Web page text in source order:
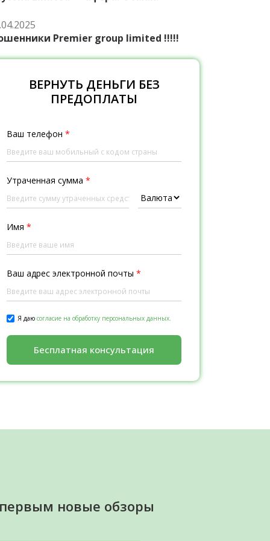
Premier group limited !!!!!
ВЕРНУТЬ ДЕНЬГИ БЕЗ
ПРЕДОПЛАТЫ
Ваш телефон *
Утраченная сумма *
Имя *
Ваш адрес электронной почты *
Я даю согласие на обработку персональных данных.
Бесплатная консультация
новые обзоры